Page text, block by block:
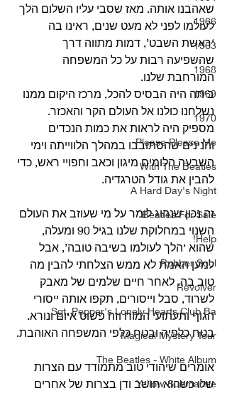
1966
1963
1968
1969
1970
Please Please Me
With The Beatles
A Hard Day's Night
Beatles For Sale
Help!
Rubber Soul
Revolver
Sgt. Pepper's Lonely Hearts Club Ba
Magical Mystery Tour
The Beatles - White Album
Yellow Submarine
שאהבנו אותה. מאז שסבי עליו השלום הלך
לעולמו לפני לא מעט שנים, ראינו בה
‘ראשת השבט’, דמות מתווה דרך
שהשפיעה רבות על כל המשפחה
המורחבת שלנו.
ביתה היה הבסיס להכל, מרכז היקום ממנו
נשלחנו כולנו אל העולם הקר והאכזר.
מספיק היה לראות את כמות הנכדים
והנינים שהסתובבו במהלך הלווייתה וימי
השבעה הלומים מיגון וכאב וחפויי ראש, כדי
להבין את גודל הטרגדיה.
זה נכון שנהוג לומר על מי שעוזב את העולם
השנוי במחלוקת שלנו בגיל 90 ומעלה,
שהוא ‘הלך לעולמו בשיבה טובה’, אבל
למען האמת לא ממש הצלחתי להבין מה
טוב בה. לאחר חיים שלמים של מאבק
לשרוד, סבל וייסורים, תקפו אותה ייסורי
הגוף ותעתועי המוח וזה פשוט איום ונורא.
בטח כלפיה ובטח כלפי המשפחה האוהבת.
אומרים שיהודי טוב מתמודד עם הצרות
שלו כשהוא חושב ודן בצרות של אחרים